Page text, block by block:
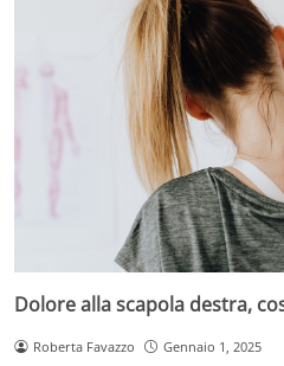
Dolore alla scapola destra,
Roberta Favazzo Gennaio 1, 2025